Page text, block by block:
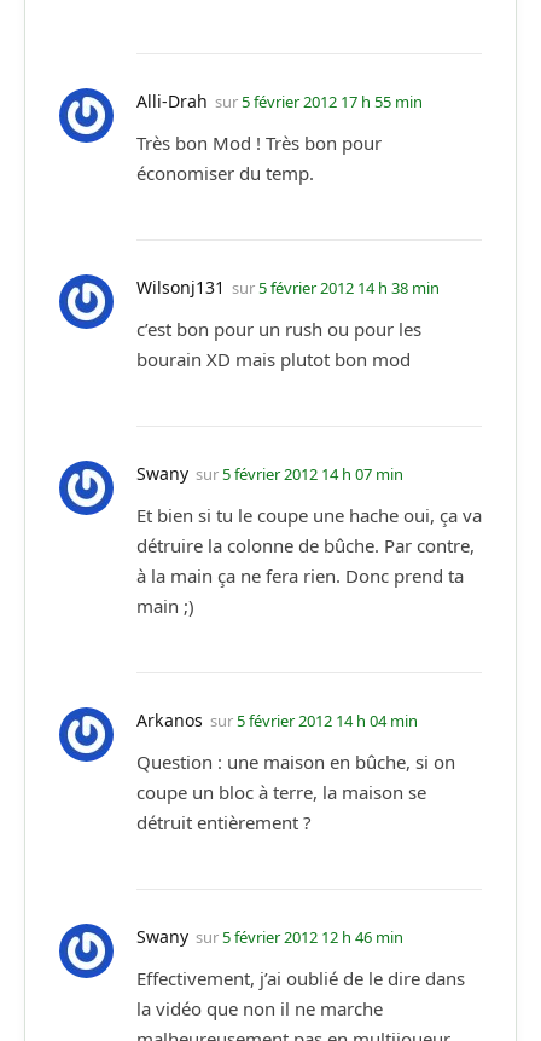
Alli-Drah sur5 février 2012 17 h 55 min
Très bon Mod ! Très bon pour
économiser du temp.
Wilsonj131 sur5 février 2012 14 h 38 min
c’est bon pour un rush ou pour les
bourain XD mais plutot bon mod
Swany sur5 février 2012 14 h 07 min
Et bien si tu le coupe une hache oui, ça va
détruire la colonne de bûche. Par contre,
à la main ça ne fera rien. Donc prend ta
main ;)
Arkanos sur5 février 2012 14 h 04 min
Question : une maison en bûche, si on
coupe un bloc à terre, la maison se
détruit entièrement ?
Swany sur5 février 2012 12 h 46 min
Effectivement, j’ai oublié de le dire dans
la vidéo que non il ne marche